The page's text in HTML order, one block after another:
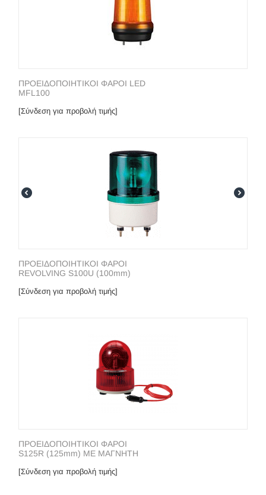
ΠΡΟΕΙΔΟΠΟΙΗΤΙΚΟΙ ΦΑΡΟΙ LED
MFL100
[Σύνδεση για προβολή τιμής]
ΠΡΟΕΙΔΟΠΟΙΗΤΙΚΟΙ ΦΑΡΟΙ
REVOLVING S100U (100mm)
[Σύνδεση για προβολή τιμής]
ΠΡΟΕΙΔΟΠΟΙΗΤΙΚΟΙ ΦΑΡΟΙ
S125R (125mm) ΜΕ ΜΑΓΝΗΤΗ
[Σύνδεση για προβολή τιμής]